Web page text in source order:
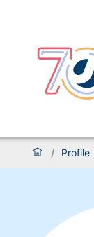
/ Profile